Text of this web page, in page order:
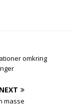
omkring
NEXT
masse